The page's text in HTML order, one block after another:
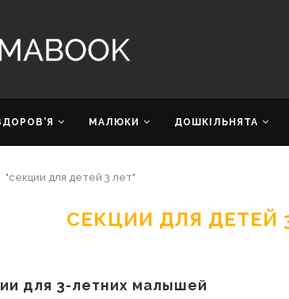
МАЛЮКИ ДОШКІЛЬНЯТА
"секции для детей 3 лет"
СЕКЦИИ ДЛЯ ДЕТЕЙ
для 3-летних малышей